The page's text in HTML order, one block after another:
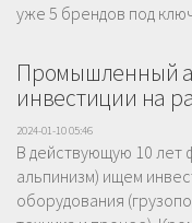
уже 5 брендов под
Промышленный
инвестиции на
2024-01-10 05:46
В действующую 10
альпинизм) ищем
оборудования